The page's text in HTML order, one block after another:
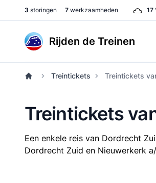
3 storingen 7 werkzaamheden 17
Rijden de Treinen
Treintickets Treintickets
Treintickets
Een enkele reis van Dordrecht
Dordrecht Zuid en Nieuwerkerk